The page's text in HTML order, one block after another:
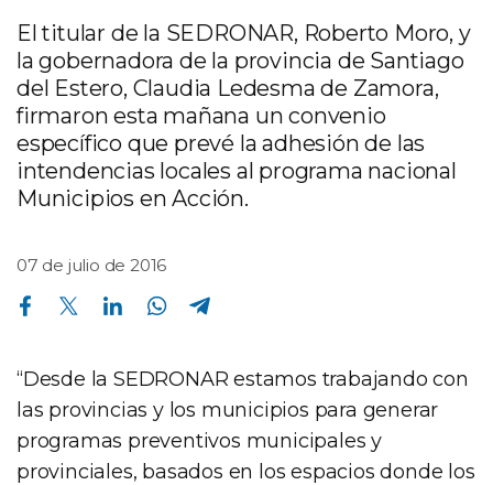
El titular de la SEDRONAR, Roberto Moro, y
la gobernadora de la provincia de Santiago
del Estero, Claudia Ledesma de Zamora,
firmaron esta mañana un convenio
específico que prevé la adhesión de las
intendencias locales al programa nacional
Municipios en Acción.
07 de julio de 2016
Compartir en Facebook Compartir en Twitter Compartir en Linkedin Compartir en Whatsapp
“Desde la SEDRONAR estamos trabajando con
las provincias y los municipios para generar
programas preventivos municipales y
provinciales, basados en los espacios donde los